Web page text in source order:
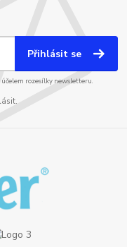
Přihlásit se
rozesílky newsletteru.